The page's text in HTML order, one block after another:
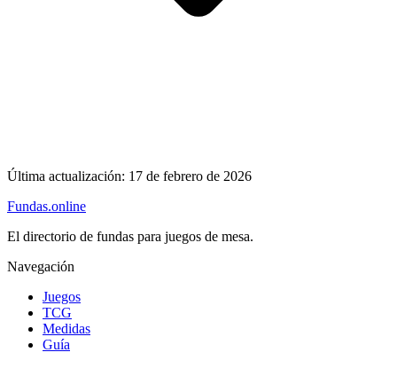
Última actualización: 17 de febrero de 2026
Fundas.online
El directorio de fundas para juegos de mesa.
Navegación
Juegos
TCG
Medidas
Guía